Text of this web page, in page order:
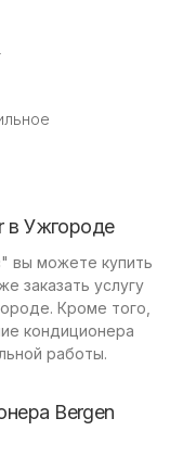
в Ужгороде
вы можете купить
заказать услугу
Кроме того,
кондиционера
работы.
Bergen